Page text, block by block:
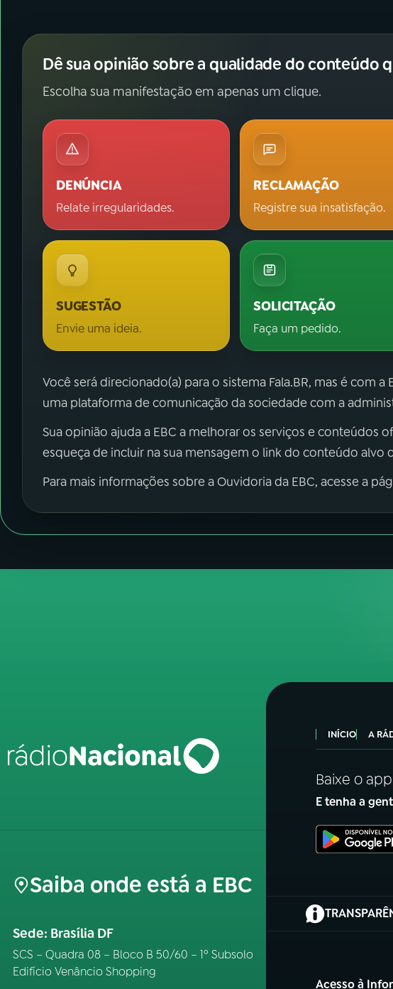
Dê sua opinião sobre a qualidade do conteúdo
Escolha sua manifestação em apenas um clique.
DENÚNCIA
Relate irregularidades.
RECLAMAÇÃO
Registre sua insatisfação.
SUGESTÃO
Envie uma ideia.
SOLICITAÇÃO
Faça um pedido.
Você será direcionado(a) para o sistema Fala.BR, mas é com a
uma plataforma de comunicação da sociedade com a
Sua opinião ajuda a EBC a melhorar os serviços e conteúdos
esqueça de incluir na sua mensagem o link do conteúdo alvo
Para mais informações sobre a Ouvidoria da EBC, acesse a
Saiba onde está a EBC
Sede: Brasília DF
SCS – Quadra 08 – Bloco B 50/60 – 1º Subsolo
Edifício Venâncio Shopping
INÍCIO A
Baixe o
E tenha a
(abre em nova
Acesso à